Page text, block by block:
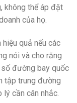
không thể áp đặt
của họ.
quả nếu các
nói và cho rằng
đường bay quốc
tập trung đường
cần cân nhắc.